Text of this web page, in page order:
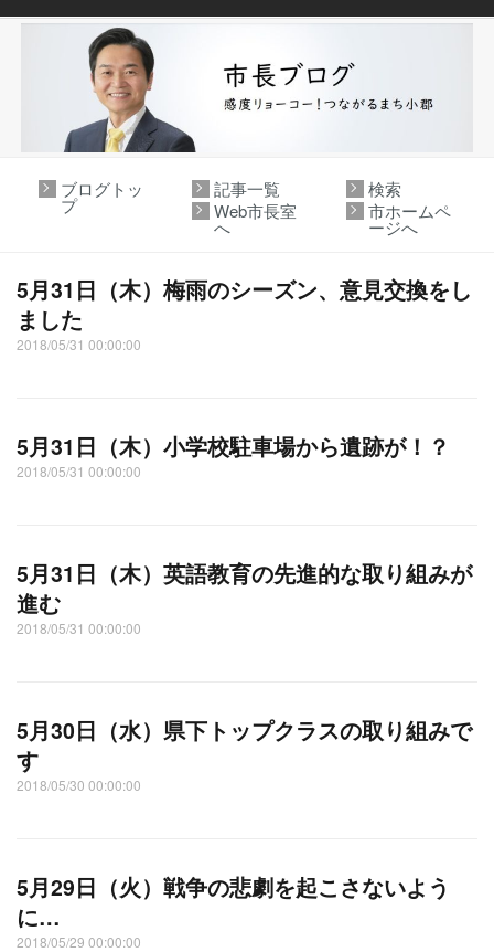
ブログトッ
プ
記事一覧
検索
Web市長室
へ
市ホームペ
ージへ
5月31日（木）梅雨のシーズン、意見交換をし
ました
2018/05/31 00:00:00
5月31日（木）小学校駐車場から遺跡が！？
2018/05/31 00:00:00
5月31日（木）英語教育の先進的な取り組みが
進む
2018/05/31 00:00:00
5月30日（水）県下トップクラスの取り組みで
す
2018/05/30 00:00:00
5月29日（火）戦争の悲劇を起こさないよう
に…
2018/05/29 00:00:00